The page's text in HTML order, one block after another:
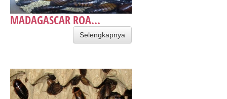
MADAGASCAR ROA...
Selengkapnya